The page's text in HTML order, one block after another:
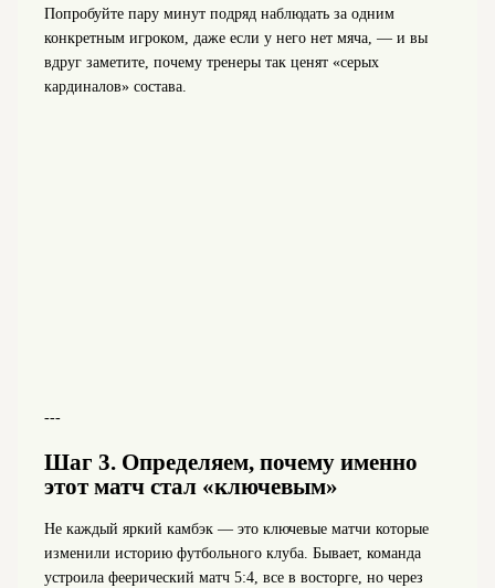
Попробуйте пару минут подряд наблюдать за одним
конкретным игроком, даже если у него нет мяча, — и вы
вдруг заметите, почему тренеры так ценят «серых
кардиналов» состава.
---
Шаг 3. Определяем, почему именно
этот матч стал «ключевым»
Не каждый яркий камбэк — это ключевые матчи которые
изменили историю футбольного клуба. Бывает, команда
устроила феерический матч 5:4, все в восторге, но через